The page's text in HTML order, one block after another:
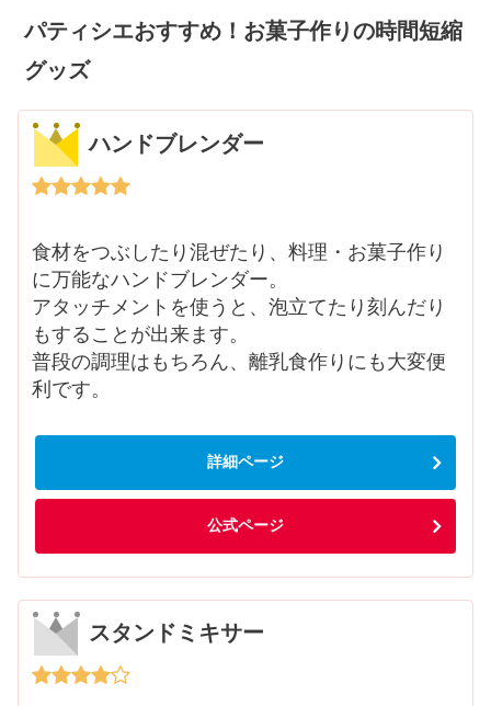
パティシエおすすめ！お菓子作りの時間短縮
グッズ
ハンドブレンダー
食材をつぶしたり混ぜたり、料理・お菓子作り
に万能なハンドブレンダー。
アタッチメントを使うと、泡立てたり刻んだり
もすることが出来ます。
普段の調理はもちろん、離乳食作りにも大変便
利です。
詳細ページ
公式ページ
スタンドミキサー